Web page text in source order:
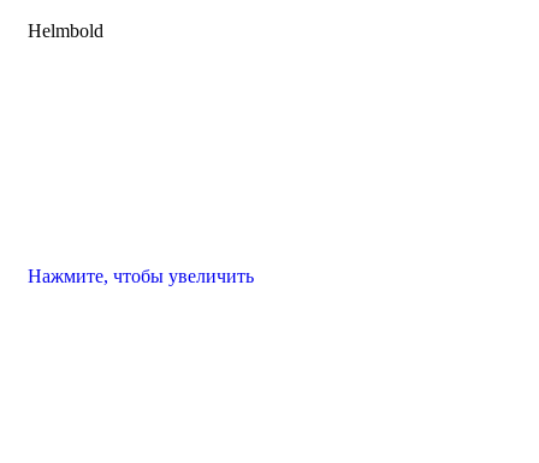
Helmbold
Нажмите, чтобы увеличить